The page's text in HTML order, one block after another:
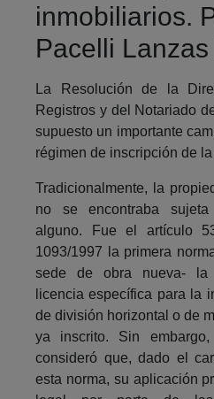
inmobiliarios.
Pacelli
La Resolución de la
Registros y del Notariado
supuesto un importante
régimen de inscripción de
Tradicionalmente, la
no se encontraba
alguno. Fue el artículo
1093/1997 la primera
sede de obra nueva- la
licencia específica para la
de división horizontal o de
ya inscrito. Sin
consideró que, dado el
esta norma, su aplicación